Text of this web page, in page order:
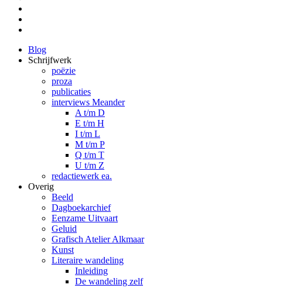
Blog
Schrijfwerk
poëzie
proza
publicaties
interviews Meander
A t/m D
E t/m H
I t/m L
M t/m P
Q t/m T
U t/m Z
redactiewerk ea.
Overig
Beeld
Dagboekarchief
Eenzame Uitvaart
Geluid
Grafisch Atelier Alkmaar
Kunst
Literaire wandeling
Inleiding
De wandeling zelf